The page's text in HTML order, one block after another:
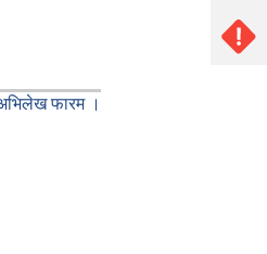
अभिलेख फारम ।